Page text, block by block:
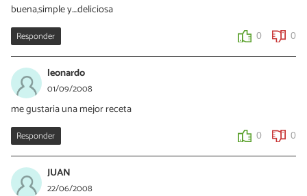
buena,simple y....deliciosa
Responder 0 0
leonardo
01/09/2008
me gustaria una mejor receta
Responder 0 0
JUAN
22/06/2008